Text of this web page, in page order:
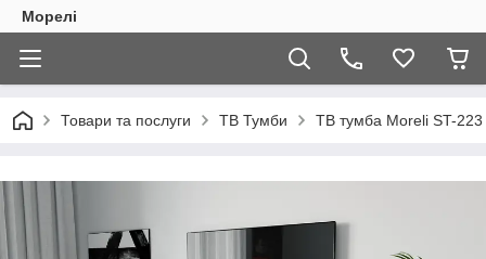
Морелі
Товари та послуги ТВ Тумби ТВ тумба Moreli ST-